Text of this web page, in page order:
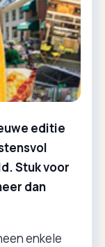
editie
Stuk voor
dan
enkele